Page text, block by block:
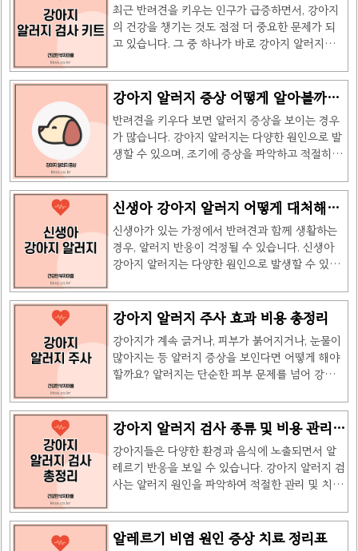
유지하는 데 필수적인 제품으로, 피부가 건조해지
는 것을 막아 알러지 ..
기 반응이 나타나는 질환입니다. 일반적으로 니켈,
크롬, 고무, 가죽 등의 금속이나 화학물질이 원인이
됩니다.2. 두드러기음식, 약물, 꽃가루 등의 원인 물
여 피부에 부풀어 오르는 증상이 나타나는 질환입
니다.3. 피부묘기증피부를 긁었을 때 해당 부위가
부풀어 오르며 붉어지는 증상이 나타납니다. 주로
체질적인 요인이 ..
최근 반려견을 키우는 인구가 급증하면서, 강아지
의 건강을 챙기는 것도 점점 더 중요한 문제가 되
고 있습니다. 그 중 하나가 바로 강아지 알러지입니
일 수 있는데, 이런 알레르기 반응을 제때 발견하
고 관리하는 것이 중요합니다. 그래서 강아지 알러
유용한 도구로 자리잡고 있습니다. 이번 글에서는
강아지 알러지 검사 키트의 필요성과 사용 방법, 그
리고 이를 통해 알 수 있는 알레르기 반응에 대해
지 알러지 검사 키트는 반려견이 알레르기 반응을
보일 수 있는 물질에 대한 반응을 집에서 쉽게 확
인할 수 있는 도구입니다. 이 키트를 사용하면 강아
지의 혈액을 채취하여 다양한 ..
강아지 알러지 증상 어떻게 알아볼까
요?
반려견을 키우다 보면 알러지 증상을 보이는 경우
가 많습니다. 강아지 알러지는 다양한 원인으로 발
생할 수 있으며, 조기에 증상을 파악하고 적절히 대
러지 증상의 원인, 유형, 예방법, 그리고 치료법에
대해 알아보겠습니다. 강아지 알러지 증상의 원인
인에 의해 발생할 수 있습니다. 대표적인 원인은 다
음과 같습니다.음식 알러지 - 특정 사료 성분이 강
아지의 면역 체계를 자극하여 알러지를 유발할 수
먼지 진드기 등이 주요 원인으로 작용할 수 있습니
다. 곤충 및 기생충 - 벼룩, 진드기, 모기 등에 물렸
을 때 알러지 반응이 나타날 수 있습니다.접촉성
알러지 - 특정 화..
신생아 강아지 알러지 어떻게 대처해야
할까요?
신생아가 있는 가정에서 반려견과 함께 생활하는
경우, 알러지 반응이 걱정될 수 있습니다. 신생아
강아지 알러지는 다양한 원인으로 발생할 수 있으
하는 것이 중요합니다. 이번 글에서는 신생아 강아
지 알러지의 원인, 증상, 예방법, 그리고 치료법에
지 원인강아지 알러지는 신생아의 면역 체계가 외
부 물질에 과민 반응을 보이면서 나타납니다. 주요
원인은 다음과 같습니다.강아지의 털과 비듬 - 강
반응을 유발할 수 있습니다.타액과 소변 - 강아지
가 핥거나 배변한 후 남은 단백질이 알러지를 유발
할 수 있습니다.집먼지 진드기 - 강아지의 털에 붙
어 있는 집먼지 진드기가 신생아의 ..
강아지 알러지 주사 효과 비용 총정리
강아지가 계속 긁거나, 피부가 붉어지거나, 눈물이
많아지는 등 알러지 증상을 보인다면 어떻게 해야
할까요? 알러지는 단순한 피부 문제를 넘어 강아지
약물 치료 외에도 강아지 알러지 주사를 통한 치료
법이 각광받고 있습니다. 이번 글에서는 강아지 알
자세히 알아보겠습니다. 강아지 알러지 주사란?강
아지 알러지 주사는 알러지로 인해 과민 반응을 보
이는 면역 체계를 조절하여 증상을 완화하는 치료
류특징장점단점사이토포인트(Cytopoint)면역 단
백질을 조절하여 가려움 억제빠른 효과, 부작용 적
강아지 알러지 검사 종류 및 비용 관리법
총정리
강아지들은 다양한 환경과 음식에 노출되면서 알
레르기 반응을 보일 수 있습니다. 강아지 알러지 검
사는 알러지 원인을 파악하여 적절한 관리 및 치료
강아지 알러지 검사 종류, 비용, 검사 후 관리 방법
까지 자세히 알아보겠습니다. 강아지 알러지 검사
알레르기 비염 원인 증상 치료 정리표